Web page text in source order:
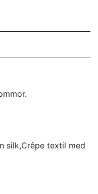
silk,Crêpe textil med